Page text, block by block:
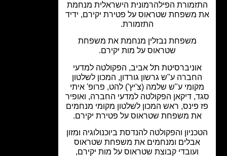
הפילהרמונית הישראלית מנחמת
משפחת שטראוס על פטירת יקירם, ידיד
התזמורת.
משפחת נבזלין מנחמת את משפחת
שטראוס על מות יקירם.
תל אביב, הפקולטה למדעי
ע"ש גרשון גורדון, המכון לשלטון
ע"ש שלמה (צ'יץ') להט, פרופ' איתי
דיקאן הפקולטה למדעי החברה, ואופיר
פינס, ראש המכון לשלטון מקומי מנחמים
משפחת שטראוס על פטירת יקירם.
והפקולטה להנדסת ביוכנולוגיה ומזון
אבלים ומנחמים את משפחת שטראוס
ועובדי קבוצת שטראוס על מות יקירם,